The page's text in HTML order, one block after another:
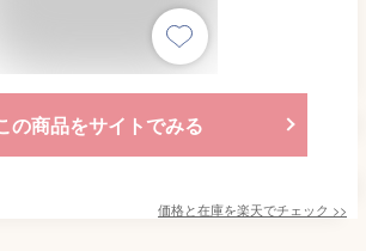
の商品をサイトでみる
価格と在庫を楽天でチェック >>